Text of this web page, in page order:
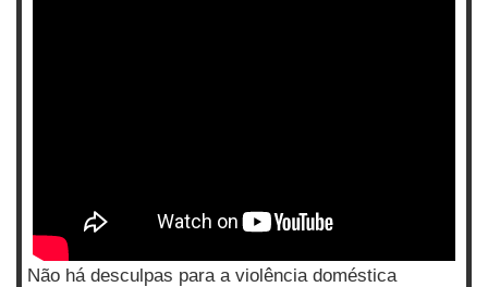
Não há desculpas para a violência doméstica